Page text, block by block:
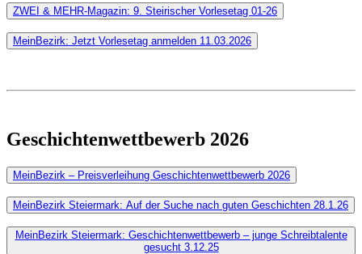
ZWEI & MEHR-Magazin: 9. Steirischer Vorlesetag 01-26
MeinBezirk: Jetzt Vorlesetag anmelden 11.03.2026
Geschichtenwettbewerb 2026
MeinBezirk – Preisverleihung Geschichtenwettbewerb 2026
MeinBezirk Steiermark: Auf der Suche nach guten Geschichten 28.1.26
MeinBezirk Steiermark: Geschichtenwettbewerb – junge Schreibtalente
gesucht 3.12.25